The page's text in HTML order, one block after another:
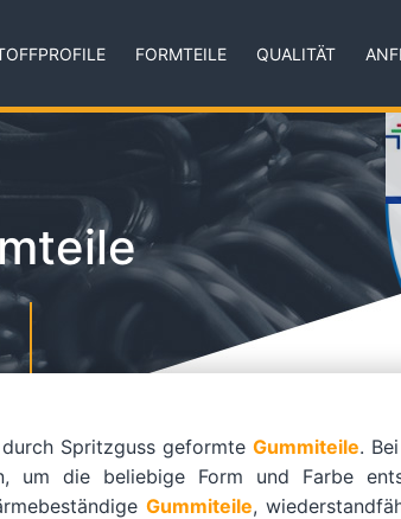
FORMTEILE QUALITÄT
Spritzguss geformteGummiteile.
um die beliebige Form und Farbe
Gummiteile,